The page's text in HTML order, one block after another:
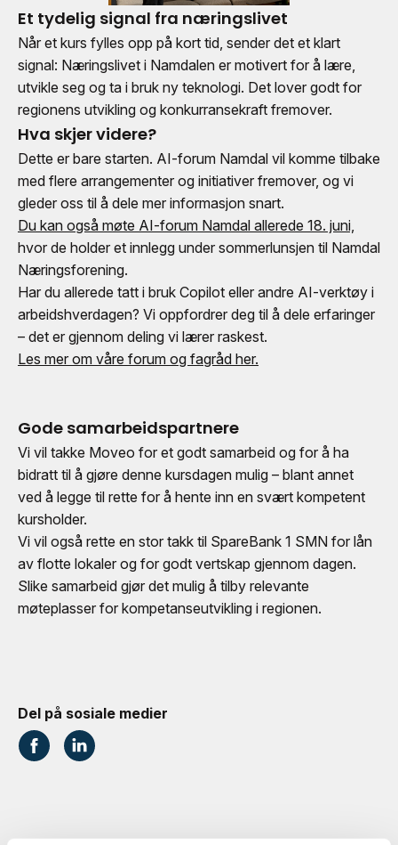
Et tydelig signal fra næringslivet
Når et kurs fylles opp på kort tid, sender det et klart
signal: Næringslivet i Namdalen er motivert for å lære,
utvikle seg og ta i bruk ny teknologi. Det lover godt for
regionens utvikling og konkurransekraft fremover.
Hva skjer videre?
Dette er bare starten. AI-forum Namdal vil komme tilbake
med flere arrangementer og initiativer fremover, og vi
gleder oss til å dele mer informasjon snart.
Du kan også møte AI-forum Namdal allerede 18. juni,
hvor de holder et innlegg under sommerlunsjen til Namdal
Næringsforening.
Har du allerede tatt i bruk Copilot eller andre AI-verktøy i
arbeidshverdagen? Vi oppfordrer deg til å dele erfaringer
– det er gjennom deling vi lærer raskest.
Les mer om våre forum og fagråd her.
Gode samarbeidspartnere
Vi vil takke Moveo for et godt samarbeid og for å ha
bidratt til å gjøre denne kursdagen mulig – blant annet
ved å legge til rette for å hente inn en svært kompetent
kursholder.
Vi vil også rette en stor takk til SpareBank 1 SMN for lån
av flotte lokaler og for godt vertskap gjennom dagen.
Slike samarbeid gjør det mulig å tilby relevante
møteplasser for kompetanseutvikling i regionen.
Del på sosiale medier